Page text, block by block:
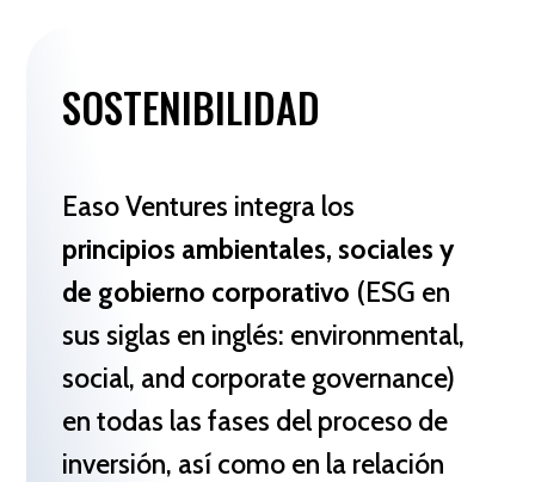
SOSTENIBILIDAD
Easo Ventures integra los
principios ambientales, sociales y
de gobierno corporativo (ESG en
sus siglas en inglés: environmental,
social, and corporate governance)
en todas las fases del proceso de
inversión, así como en la relación